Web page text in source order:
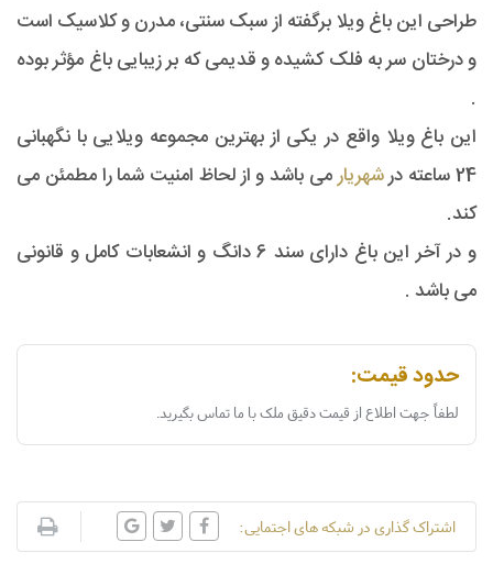
طراحی این باغ ویلا برگفته از سبک سنتی، مدرن و کلاسیک است
و درختان سر به فلک کشیده و قدیمی که بر زیبایی باغ مؤثر بوده
.
این باغ ویلا واقع در یکی از بهترین مجموعه ویلایی با نگهبانی
24 ساعته در
شهریارمی باشد و از لحاظ امنیت شما را مطمئن می
کند.
و در آخر این باغ دارای سند 6 دانگ و انشعابات کامل و قانونی
می باشد .
حدود قیمت:
لطفاً جهت اطلاع از قیمت دقیق ملک با ما تماس بگیرید.
اشتراک گذاری در شبکه های اجتمایی: